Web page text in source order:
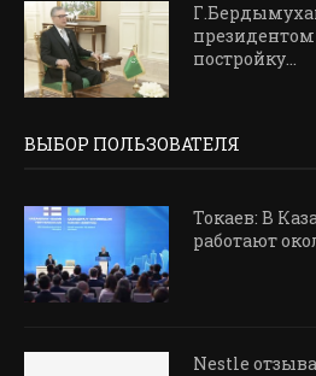
постройку...
ВЫБОР ПОЛЬЗОВАТЕЛЯ
Токаев: В
работают
Nestle